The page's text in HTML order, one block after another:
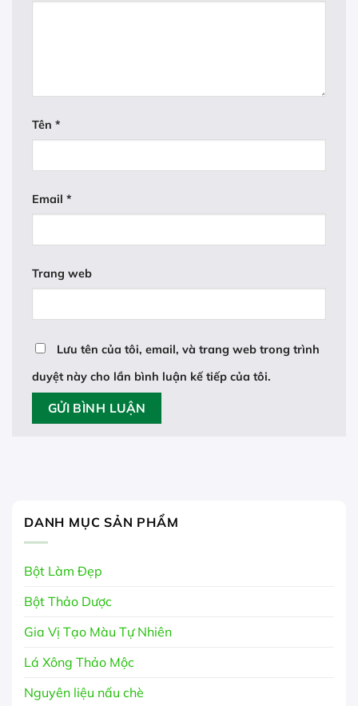
Tên *
Email *
Trang web
Lưu tên của tôi, email, và trang web trong trình
duyệt này cho lần bình luận kế tiếp của tôi.
DANH MỤC SẢN PHẨM
Bột Làm Đẹp
Bột Thảo Dược
Gia Vị Tạo Màu Tự Nhiên
Lá Xông Thảo Mộc
Nguyên liệu nấu chè